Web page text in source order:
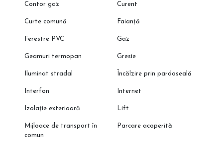
Contor gaz Curent
Curte comună Faianță
Ferestre PVC Gaz
Geamuri termopan Gresie
Iluminat stradal Încălzire prin pardoseală
Interfon Internet
Izolație exterioară Lift
Mijloace de transport în
comun
Parcare acoperită